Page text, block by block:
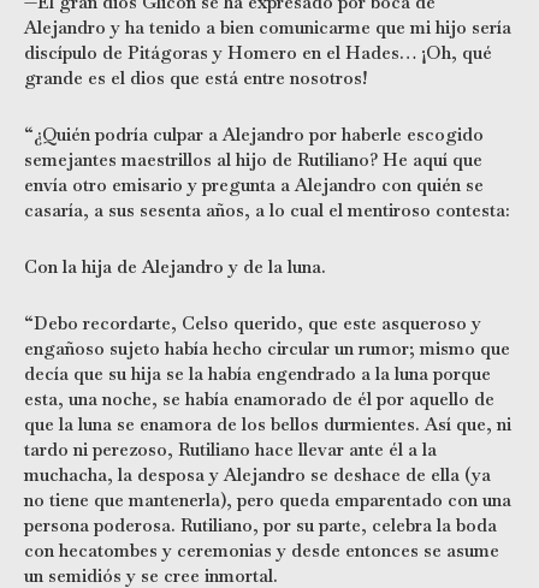
Alejandro y ha tenido a bien comunicarme que mi hijo sería
discípulo de Pitágoras y Homero en el Hades… ¡Oh, qué
grande es el dios que está entre nosotros!
“¿Quién podría culpar a Alejandro por haberle escogido
semejantes maestrillos al hijo de Rutiliano? He aquí que
envía otro emisario y pregunta a Alejandro con quién se
casaría, a sus sesenta años, a lo cual el mentiroso contesta:
Con la hija de Alejandro y de la luna.
“Debo recordarte, Celso querido, que este asqueroso y
engañoso sujeto había hecho circular un rumor; mismo que
decía que su hija se la había engendrado a la luna porque
esta, una noche, se había enamorado de él por aquello de
que la luna se enamora de los bellos durmientes. Así que, ni
tardo ni perezoso, Rutiliano hace llevar ante él a la
muchacha, la desposa y Alejandro se deshace de ella (ya
no tiene que mantenerla), pero queda emparentado con una
persona poderosa. Rutiliano, por su parte, celebra la boda
con hecatombes y ceremonias y desde entonces se asume
un semidiós y se cree inmortal.